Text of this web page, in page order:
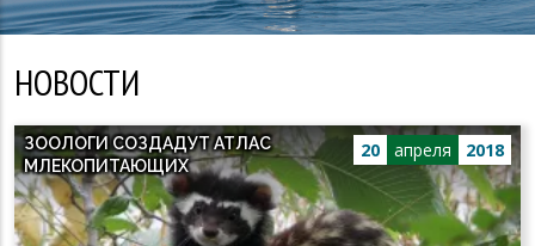
НОВОСТИ
20 апреля 2018
ЗООЛОГИ СОЗДАДУТ АТЛАС
МЛЕКОПИТАЮЩИХ